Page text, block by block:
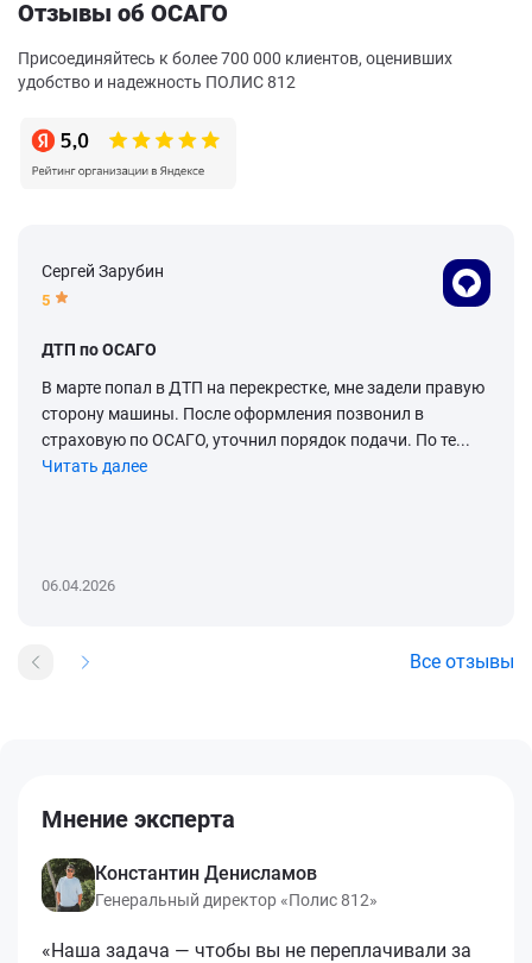
Отзывы об ОСАГО
Присоединяйтесь к более 700 000 клиентов, оценивших
удобство и надежность ПОЛИС 812
Сергей Зарубин
5
ДТП по ОСАГО
В марте попал в ДТП на перекрестке, мне задели правую
сторону машины. После оформления позвонил в
страховую по ОСАГО, уточнил порядок подачи. По те...
Читать далее
06.04.2026
Все отзывы
Мнение эксперта
Константин Денисламов
Генеральный директор «Полис 812»
«Наша задача — чтобы вы не переплачивали за